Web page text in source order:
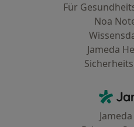
Für
Noa
Jameda